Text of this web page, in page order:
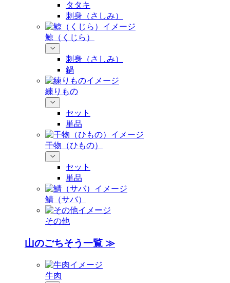
タタキ
刺身（さしみ）
鯨（くじら）
刺身（さしみ）
鍋
練りもの
セット
単品
干物（ひもの）
セット
単品
鯖（サバ）
その他
山のごちそう一覧 ≫
牛肉